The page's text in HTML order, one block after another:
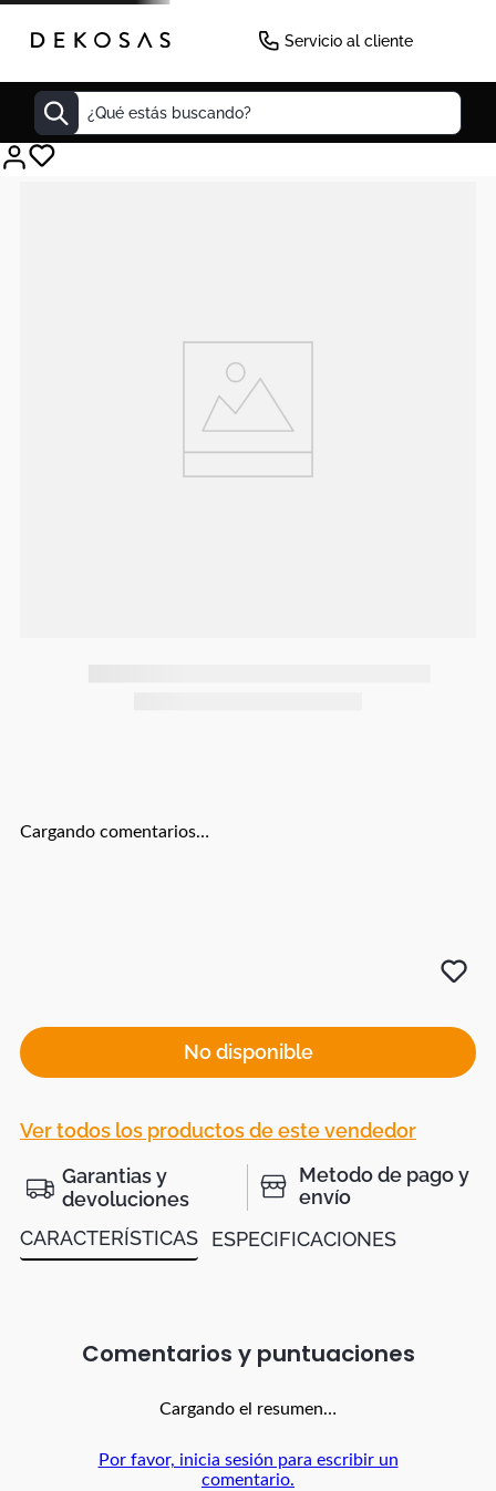
Servicio al cliente
¿Qué estás buscando?
Cargando comentarios…
No disponible
Ver todos los productos de este vendedor
Garantias y
devoluciones
Metodo de pago y
envío
CARACTERÍSTICAS
ESPECIFICACIONES
Comentarios
Cargando el resumen…
Por favor, inicia sesión para escribir un
comentario.